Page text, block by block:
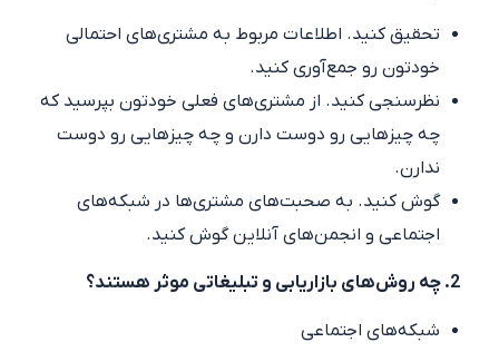
تحقیق کنید. اطلاعات مربوط به مشتری‌های احتمالی
خودتون رو جمع‌آوری کنید.
نظرسنجی کنید. از مشتری‌های فعلی خودتون بپرسید که
چه چیزهایی رو دوست دارن و چه چیزهایی رو دوست
ندارن.
گوش کنید. به صحبت‌های مشتری‌ها در شبکه‌های
اجتماعی و انجمن‌های آنلاین گوش کنید.
2. چه روش‌های بازاریابی و تبلیغاتی موثر هستند؟
شبکه‌های اجتماعی